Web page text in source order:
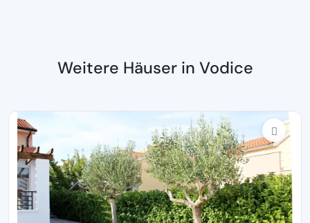
Weitere Häuser in Vodice